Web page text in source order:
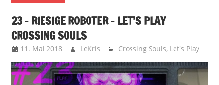
23 – RIESIGE ROBOTER – LET’S PLAY
CROSSING SOULS
11. Mai 2018 LeKris Crossing Souls, Let's Play